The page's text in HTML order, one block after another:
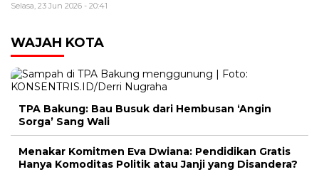
Selasa, 23 Jun 2026 - 20:41
WAJAH KOTA
TPA Bakung: Bau Busuk dari Hembusan ‘Angin
Sorga’ Sang Wali
Menakar Komitmen Eva Dwiana: Pendidikan Gratis
Hanya Komoditas Politik atau Janji yang Disandera?